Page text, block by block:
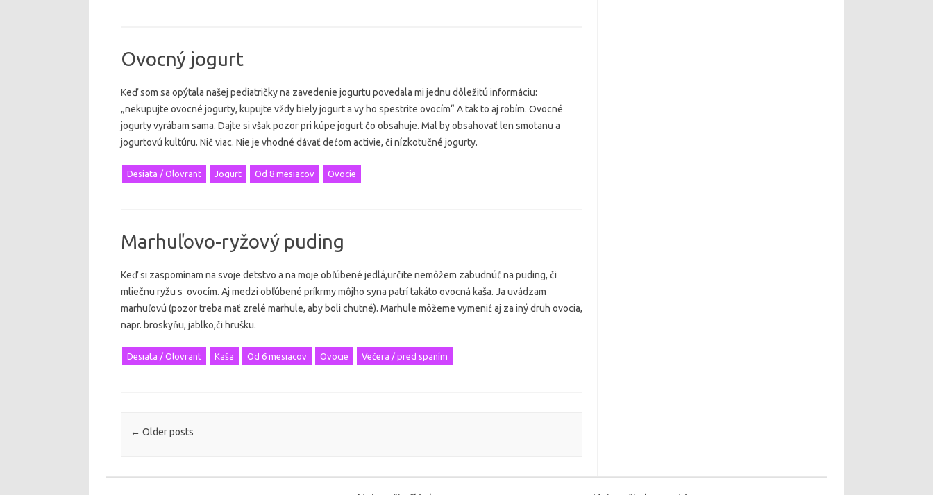
Ovocný jogurt
Keď som sa opýtala našej pediatričky na zavedenie jogurtu povedala mi jednu dôležitú informáciu:
„nekupujte ovocné jogurty, kupujte vždy biely jogurt a vy ho spestrite ovocím“ A tak to aj robím. Ovocné
jogurty vyrábam sama. Dajte si však pozor pri kúpe jogurt čo obsahuje. Mal by obsahovať len smotanu a
jogurtovú kultúru. Nič viac. Nie je vhodné dávať deťom activie, či nízkotučné jogurty.
Desiata / Olovrant Jogurt Od 8 mesiacov Ovocie
Marhuľovo-ryžový puding
Keď si zaspomínam na svoje detstvo a na moje obľúbené jedlá,určite nemôžem zabudnúť na puding, či
mliečnu ryžu s ovocím. Aj medzi obľúbené príkrmy môjho syna patrí takáto ovocná kaša. Ja uvádzam
marhuľovú (pozor treba mať zrelé marhule, aby boli chutné). Marhule môžeme vymeniť aj za iný druh ovocia,
napr. broskyňu, jablko,či hrušku.
Desiata / Olovrant Kaša Od 6 mesiacov Ovocie Večera / pred spaním
Post navigation
← Older posts